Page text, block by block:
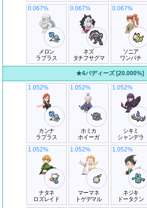
メロン
ラプラス
0.067%
ネズ
タチフサグマ
0.067%
ソニア
ワンパチ
0.067%
★4バディーズ [20.000%]
カンナ
ラプラス
1.052%
ホミカ
ホイーガ
1.052%
シキミ
シャンデラ
1.052%
ナタネ
ロズレイド
1.052%
マーマネ
トゲデマル
1.052%
ネジキ
ドータクン
1.052%